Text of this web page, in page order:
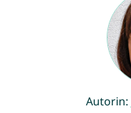
Autorin: